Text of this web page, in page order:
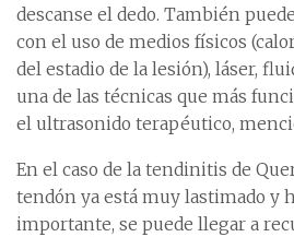
descanse el dedo. También
con el uso de medios físicos
del estadio de la lesión), láser,
una de las técnicas que más
el ultrasonido terapéutico,
En el caso de la tendinitis de
tendón ya está muy lastimado y
importante, se puede llegar a